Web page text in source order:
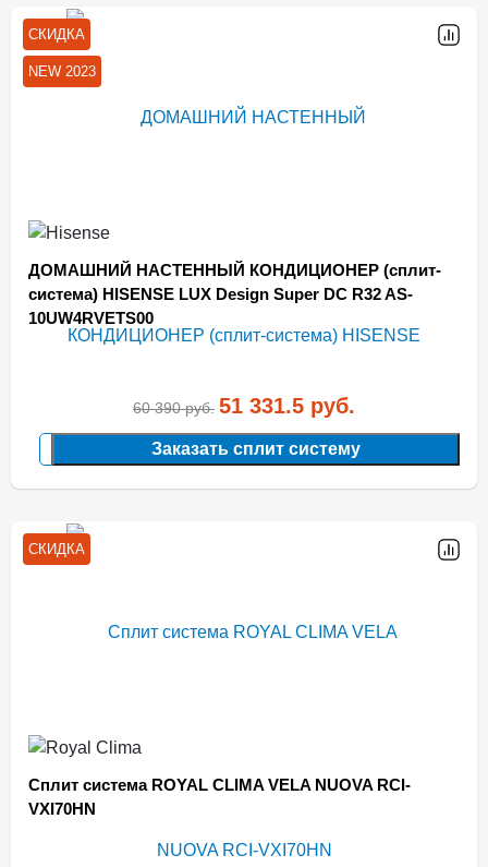
СКИДКА
NEW 2023
ДОМАШНИЙ НАСТЕННЫЙ КОНДИЦИОНЕР (сплит-
система) HISENSE LUX Design Super DC R32 AS-
10UW4RVETS00
60 390руб. 51 331.5 руб.
Заказать сплит систему
СКИДКА
Сплит система ROYAL CLIMA VELA NUOVA RCI-
VXI70HN